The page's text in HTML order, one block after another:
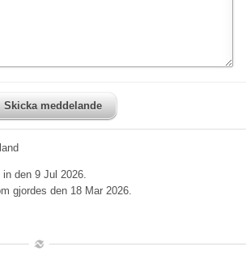
Skicka meddelande
den 9 Jul 2026.
gjordes den 18 Mar 2026.